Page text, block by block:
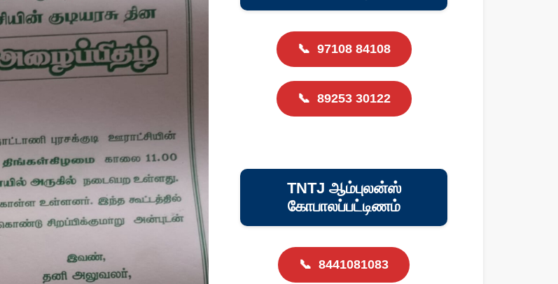
📞 97108 84108
📞 89253 30122
TNTJ ஆம்புலன்ஸ்
கோபாலப்பட்டிணம்
📞 8441081083